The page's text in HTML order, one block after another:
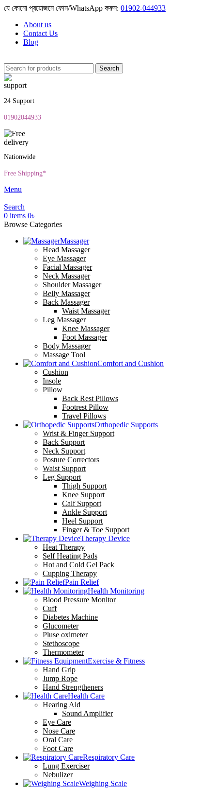
যে কোনো প্রয়োজনে ফোন/WhatsApp করুন: 01902-044933
About us
Contact Us
Blog
Search
24 Support
01902044933
Nationwide
Free Shipping*
Menu
Search
0 items 0৳
Browse Categories
Massager
Head Massager
Eye Massager
Facial Massager
Neck Massager
Shoulder Massager
Belly Massager
Back Massager
Waist Massager
Leg Massager
Knee Massager
Foot Massager
Body Massager
Massage Tool
Comfort and Cushion
Cushion
Insole
Pillow
Back Rest Pillows
Footrest Pillow
Travel Pillows
Orthopedic Supports
Wrist & Finger Support
Back Support
Neck Support
Posture Correctors
Waist Support
Leg Support
Thigh Support
Knee Support
Calf Support
Ankle Support
Heel Support
Finger & Toe Support
Therapy Device
Heat Therapy
Self Heating Pads
Hot and Cold Gel Pack
Cupping Therapy
Pain Relief
Health Monitoring
Blood Pressure Monitor
Cuff
Diabetes Machine
Glucometer
Pluse oximeter
Stethoscope
Thermometer
Exercise & Fitness
Hand Grip
Jump Rope
Hand Strengtheners
Health Care
Hearing Aid
Sound Amplifier
Eye Care
Nose Care
Oral Care
Foot Care
Respiratory Care
Lung Exerciser
Nebulizer
Weighing Scale